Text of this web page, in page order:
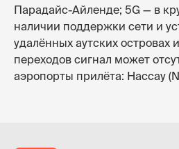
Парадайс-Айленде; 5G — в
наличии поддержки сети и
удалённых аутских островах
переходов сигнал может
аэропорты прилёта: Нассау